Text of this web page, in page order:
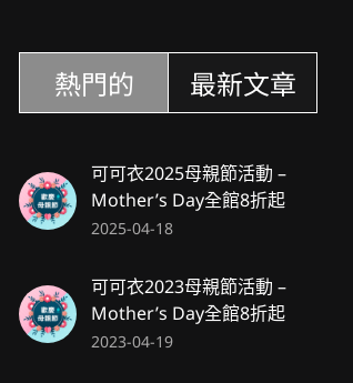
熱門的 最新文章
可可衣2025母親節活動 –
Mother’s Day全館8折起
2025-04-18
可可衣2023母親節活動 –
Mother’s Day全館8折起
2023-04-19